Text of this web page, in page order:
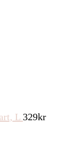
L 329kr